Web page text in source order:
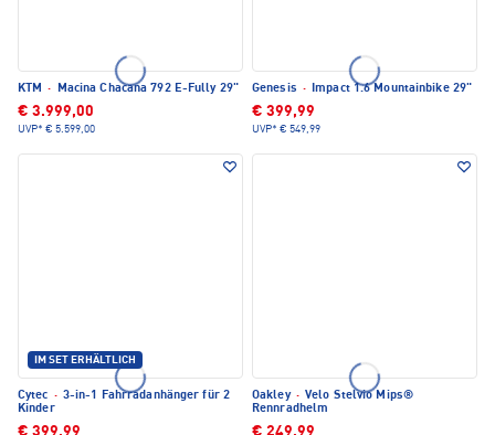
KTM · Macina Chacana 792 E-Fully 29"
€ 3.999,00
UVP* € 5.599,00
Genesis · Impact 1.6 Mountainbike 29"
€ 399,99
UVP* € 549,99
IM SET ERHÄLTLICH
Cytec · 3-in-1 Fahrradanhänger für 2
Kinder
Oakley · Velo Stelvio Mips®
Rennradhelm